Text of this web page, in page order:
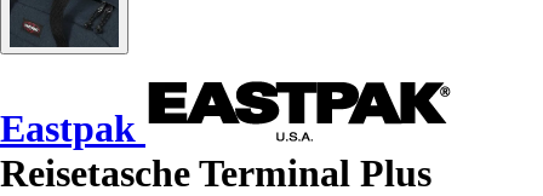
Eastpak
Reisetasche Terminal Plus